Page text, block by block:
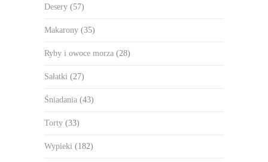
Desery (57)
Makarony (35)
Ryby i owoce morza (28)
Sałatki (27)
Śniadania (43)
Torty (33)
Wypieki (182)